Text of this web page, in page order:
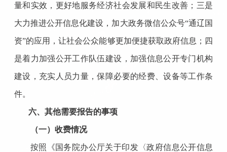
量和实效，更好地服务经济社会发展和民生改善；三是
大力推进公开信息化建设，加大政务微信公众号“通辽国
资”的应用，让社会公众能够更加便捷获取政府信息；四
是着力加强公开工作队伍建设，加强信息公开专门机构
建设，充实人员力量，保障必要的经费、设备等工作条
件。
六、其他需要报告的事项
（一）收费情况
按照《国务院办公厅关于印发〈政府信息公开信息